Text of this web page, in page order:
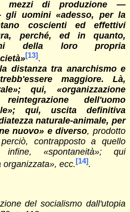
mezzi di produzione —
gli uomini «adesso, per la
coscienti ed effettivi
perché, ed in quanto,
della loro propria
[13].
la distanza tra anarchismo e
maggiore. Là,
qui, «organizzazione
dell'uomo
qui, uscita definitiva
naturale-animale, per
nuovo» e diverso, prodotto
contrapposto a quello
«spontaneità»; qui
ecc. [14].
del socialismo dall'utopia